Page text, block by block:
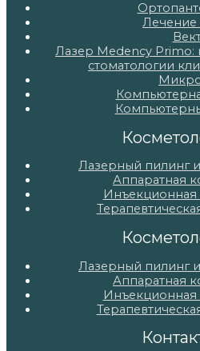
Лазер Medency
стоматологии
Лазерный пилинг
Аппаратная
Инъекционная
Лазерный пилинг
Аппаратная
Инъекционная